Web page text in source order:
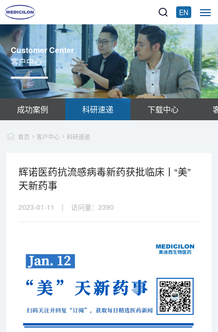
EN
Customer Center
客户中心
成功案例 科研速递 下载中心
首页 客户中心 科研速递
辉诺医药抗流感病毒新药获批临床丨“美”
天新药事
2023-01-11 | 访问量： 2390